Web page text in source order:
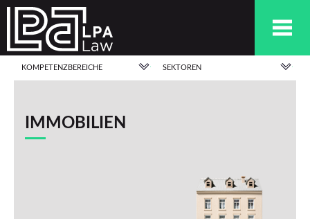
KOMPETENZBEREICHE SEKTOREN
IMMOBILIEN